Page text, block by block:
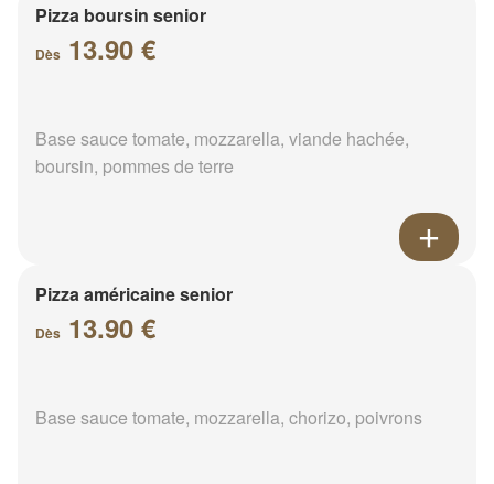
Pizza boursin senior
Dès 13.90 €
Base sauce tomate, mozzarella, viande hachée,
boursin, pommes de terre
Pizza américaine senior
Dès 13.90 €
Base sauce tomate, mozzarella, chorizo, poivrons